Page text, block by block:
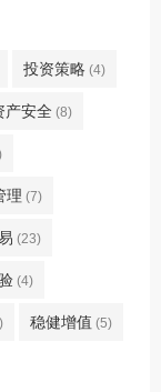
投资策略 (4)
产安全 (8)
理 (7)
(23)
(4)
稳健增值 (5)